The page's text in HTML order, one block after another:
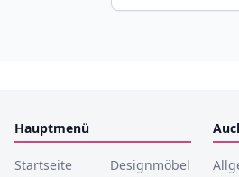
Hauptmenü
Startseite
Designmöbel